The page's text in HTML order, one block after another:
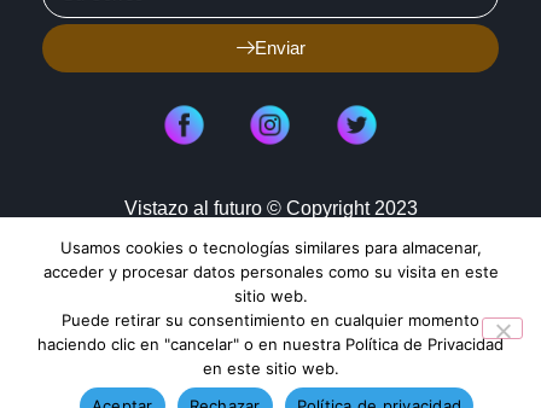
Enviar
Vistazo al futuro © Copyright 2023
Aviso de Privacidad
Política de Cookies
Mapa de Sitio
TENDENCIAS HOY
Usamos cookies o tecnologías similares para almacenar,
acceder y procesar datos personales como su visita en este
sitio web.
Puede retirar su consentimiento en cualquier momento
haciendo clic en "cancelar" o en nuestra Política de Privacidad
en este sitio web.